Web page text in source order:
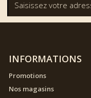
INFORMATIONS
Promotions
Nos magasins